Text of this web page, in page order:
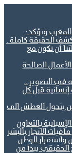
وتؤكد :
الحقيقة كاملة .
أن نكون مع
الصالحة
في التصوير…
إنسانية قبل كل
يتحول العطش الى
بالتعاون
الاتجار بالبشر
الوطن
الحقيقي يبدأ من